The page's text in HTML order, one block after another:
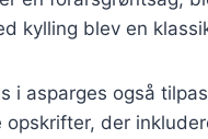
kylling blev en
i asparges også
der